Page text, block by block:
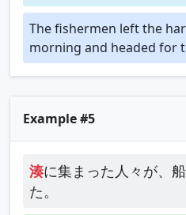
The fishermen left the
morning and headed for
Example #5
湊に集まった人々が、
た。